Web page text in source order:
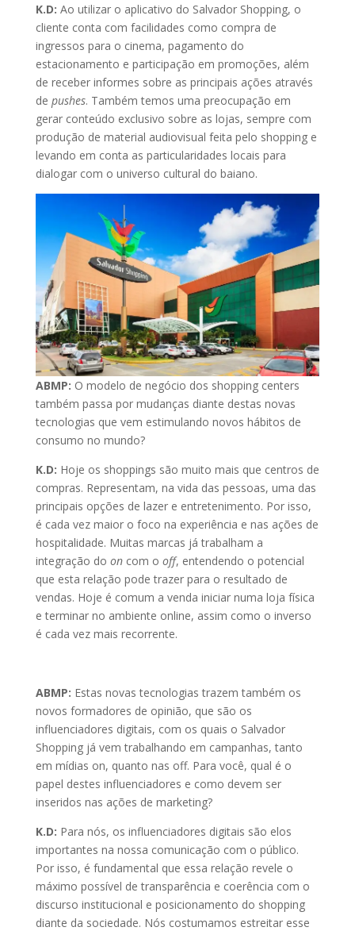
K.D: Ao utilizar o aplicativo do Salvador Shopping, o
cliente conta com facilidades como compra de
ingressos para o cinema, pagamento do
estacionamento e participação em promoções, além
de receber informes sobre as principais ações através
de pushes. Também temos uma preocupação em
gerar conteúdo exclusivo sobre as lojas, sempre com
produção de material audiovisual feita pelo shopping e
levando em conta as particularidades locais para
dialogar com o universo cultural do baiano.
ABMP: O modelo de negócio dos shopping centers
também passa por mudanças diante destas novas
tecnologias que vem estimulando novos hábitos de
consumo no mundo?
K.D: Hoje os shoppings são muito mais que centros de
compras. Representam, na vida das pessoas, uma das
principais opções de lazer e entretenimento. Por isso,
é cada vez maior o foco na experiência e nas ações de
hospitalidade. Muitas marcas já trabalham a
integração do oncom o off, entendendo o potencial
que esta relação pode trazer para o resultado de
vendas. Hoje é comum a venda iniciar numa loja física
e terminar no ambiente online, assim como o inverso
é cada vez mais recorrente.
ABMP: Estas novas tecnologias trazem também os
novos formadores de opinião, que são os
influenciadores digitais, com os quais o Salvador
Shopping já vem trabalhando em campanhas, tanto
em mídias on, quanto nas off. Para você, qual é o
papel destes influenciadores e como devem ser
inseridos nas ações de marketing?
K.D: Para nós, os influenciadores digitais são elos
importantes na nossa comunicação com o público.
Por isso, é fundamental que essa relação revele o
máximo possível de transparência e coerência com o
discurso institucional e posicionamento do shopping
diante da sociedade. Nós costumamos estreitar esse